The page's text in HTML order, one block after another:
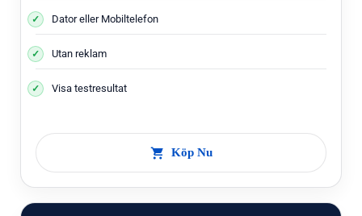
Dator eller Mobiltelefon
Utan reklam
Visa testresultat
Köp Nu